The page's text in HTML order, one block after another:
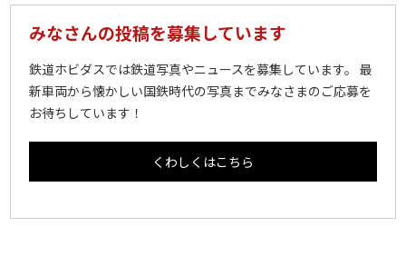
みなさんの投稿を募集しています
鉄道ホビダスでは鉄道写真やニュースを募集しています。 最
新車両から懐かしい国鉄時代の写真までみなさまのご応募を
お待ちしています！
くわしくはこちら